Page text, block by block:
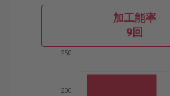
加工能率
9回
200
250